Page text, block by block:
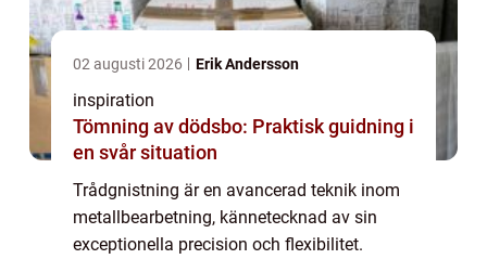
02 augusti 2026 Erik Andersson
inspiration
Tömning av dödsbo: Praktisk guidning i
en svår situation
Trådgnistning är en avancerad teknik inom
metallbearbetning, kännetecknad av sin
exceptionella precision och flexibilitet.